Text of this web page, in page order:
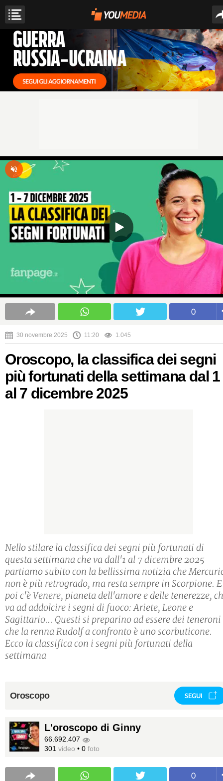
0
30 novembre 2025 11:20 1.045
Oroscopo, la classifica dei segni
più fortunati della settimana dal 1
al 7 dicembre 2025
Nello stilare la classifica dei segni più fortunati di
questa settimana che va dall'1 al 7 dicembre 2025
partiamo subito con la bellissima notizia che
non è più retrogrado, ma resta sempre in Scorpione. E
poi c'è Venere, pianeta dell'amore e delle tenerezze,
va ad addolcire i segni di fuoco: Ariete, Leone e
Sagittario... Questi si preparino ad essere dei teneroni
che la renna Rudolf a confronto è uno scorbuticone.
Ecco la classifica con i segni più fortunati della
settimana
Oroscopo SEGUI
L'oroscopo di Ginny
66.692.407
301 video • 0 foto
0